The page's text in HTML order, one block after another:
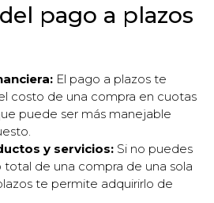
pago a plazos
El pago a plazos te
costo de una compra en cuotas
puede ser más manejable
y servicios: Si no puedes
de una compra de una sola
te permite adquirirlo de